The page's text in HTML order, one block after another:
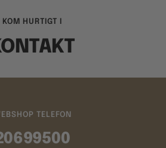
KOM HURTIGT I
TELEFON